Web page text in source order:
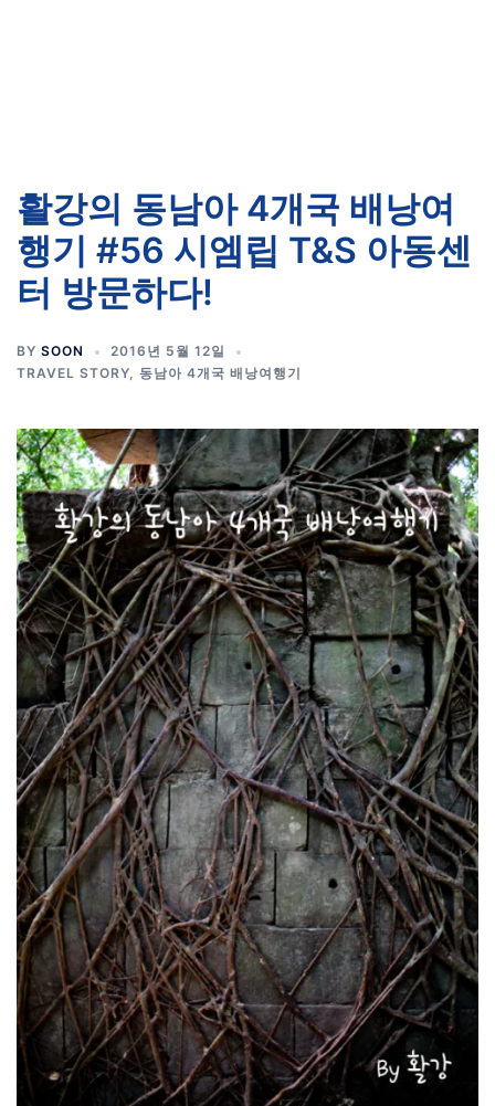
활강의 동남아 4개국 배낭여
행기 #56 시엠립 T&S 아동센
터 방문하다!
BY SOON
2016년 5월 12일
TRAVEL STORY, 동남아 4개국 배낭여행기